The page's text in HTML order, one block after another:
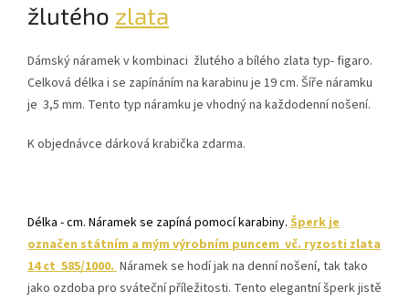
žlutého zlata
Dámský náramek v kombinaci žlutého a bílého zlata typ- figaro.
Celková délka i se zapínáním na karabinu je 19 cm. Šíře náramku
je 3,5 mm. Tento typ náramku je vhodný na každodenní nošení.
K objednávce dárková krabička zdarma.
Délka - cm. Náramek se zapíná pomocí karabiny. Šperk je
označen státním a mým výrobním puncem vč. ryzosti zlata
14 ct 585/1000. Náramek se hodí jak na denní nošení, tak tako
jako ozdoba pro sváteční příležitosti. Tento elegantní šperk jistě